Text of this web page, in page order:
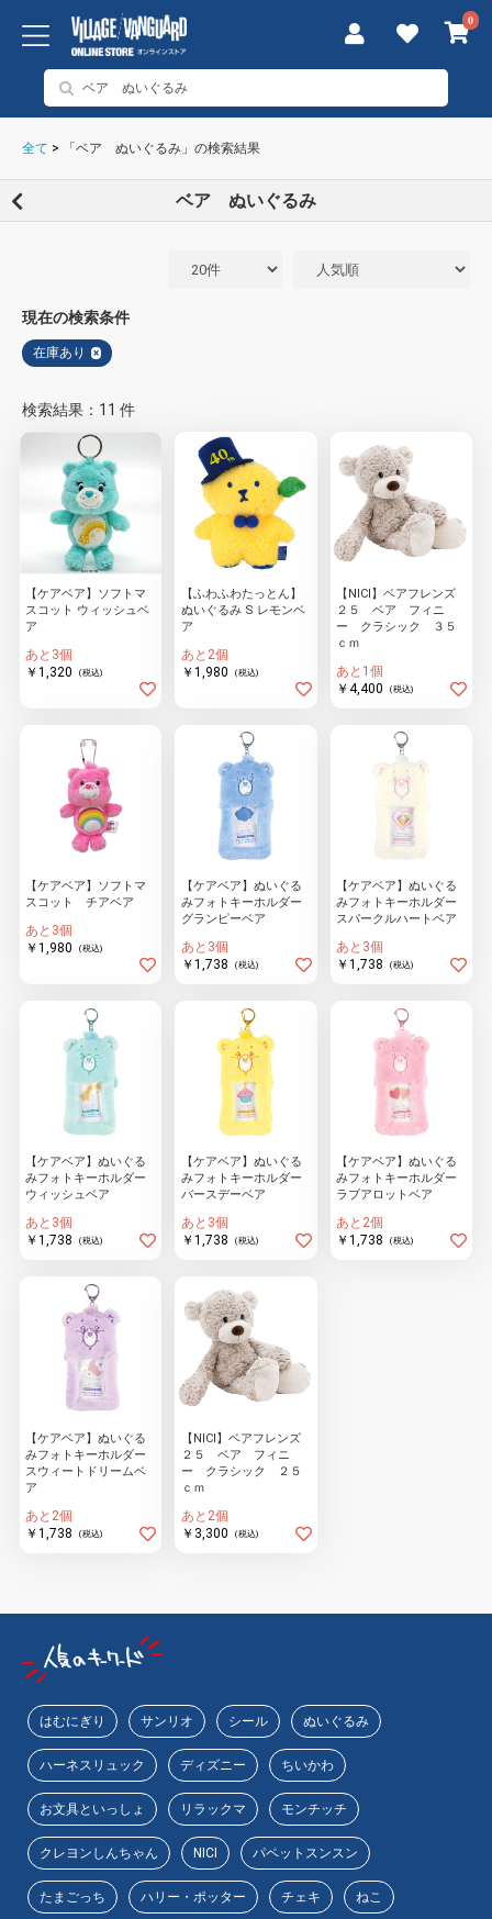
0
全て > 「ベア ぬいぐるみ」の検索結果
ベア ぬいぐるみ
現在の検索条件
在庫あり ×
検索結果：11 件
【ケアベア】ソフトマ
スコット ウィッシュベ
ア
あと3個
￥1,320
(税込)
【ふわふわたっとん】
ぬいぐるみ S レモンベ
ア
あと2個
￥1,980
(税込)
【NICI】ベアフレンズ
２５ ベア フィニ
ー クラシック ３５
ｃｍ
あと1個
￥4,400
(税込)
【ケアベア】ソフトマ
スコット チアベア
あと3個
￥1,980
(税込)
【ケアベア】ぬいぐる
みフォトキーホルダー
グランピーベア
あと3個
￥1,738
(税込)
【ケアベア】ぬいぐる
みフォトキーホルダー
スパークルハートベア
あと3個
￥1,738
(税込)
【ケアベア】ぬいぐる
みフォトキーホルダー
ウィッシュベア
あと3個
￥1,738
(税込)
【ケアベア】ぬいぐる
みフォトキーホルダー
バースデーベア
あと3個
￥1,738
(税込)
【ケアベア】ぬいぐる
みフォトキーホルダー
ラブアロットベア
あと2個
￥1,738
(税込)
【ケアベア】ぬいぐる
みフォトキーホルダー
スウィートドリームベ
ア
あと2個
￥1,738
(税込)
【NICI】ベアフレンズ
２５ ベア フィニ
ー クラシック ２５
ｃｍ
あと2個
￥3,300
(税込)
はむにぎり サンリオ シール ぬいぐるみ
ハーネスリュック ディズニー ちいかわ
お文具といっしょ リラックマ モンチッチ
クレヨンしんちゃん NICI パペットスンスン
たまごっち ハリー・ポッター チェキ ねこ
イラストレ
ーター